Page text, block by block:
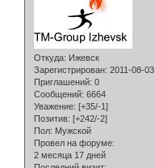
Откуда: Ижевск
Зарегистрирован: 2011-08-03
Приглашений: 0
Сообщений: 6664
Уважение: [+35/-1]
Позитив: [+242/-2]
Пол: Мужской
Провел на форуме:
2 месяца 17 дней